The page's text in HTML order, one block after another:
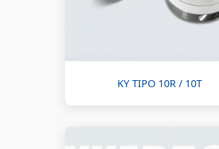
KY TIPO 10R / 10T